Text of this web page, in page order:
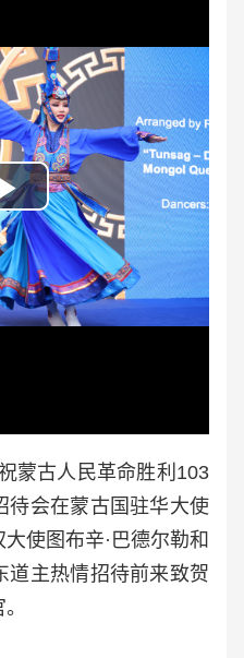
蒙古人 民革命胜利103
待会在蒙古国驻华大使
使图布辛·巴德尔勒和
道主热情招待前来致贺